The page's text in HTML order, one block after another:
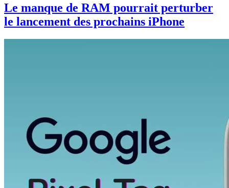
Le manque de RAM pourrait perturber
le lancement des prochains iPhone